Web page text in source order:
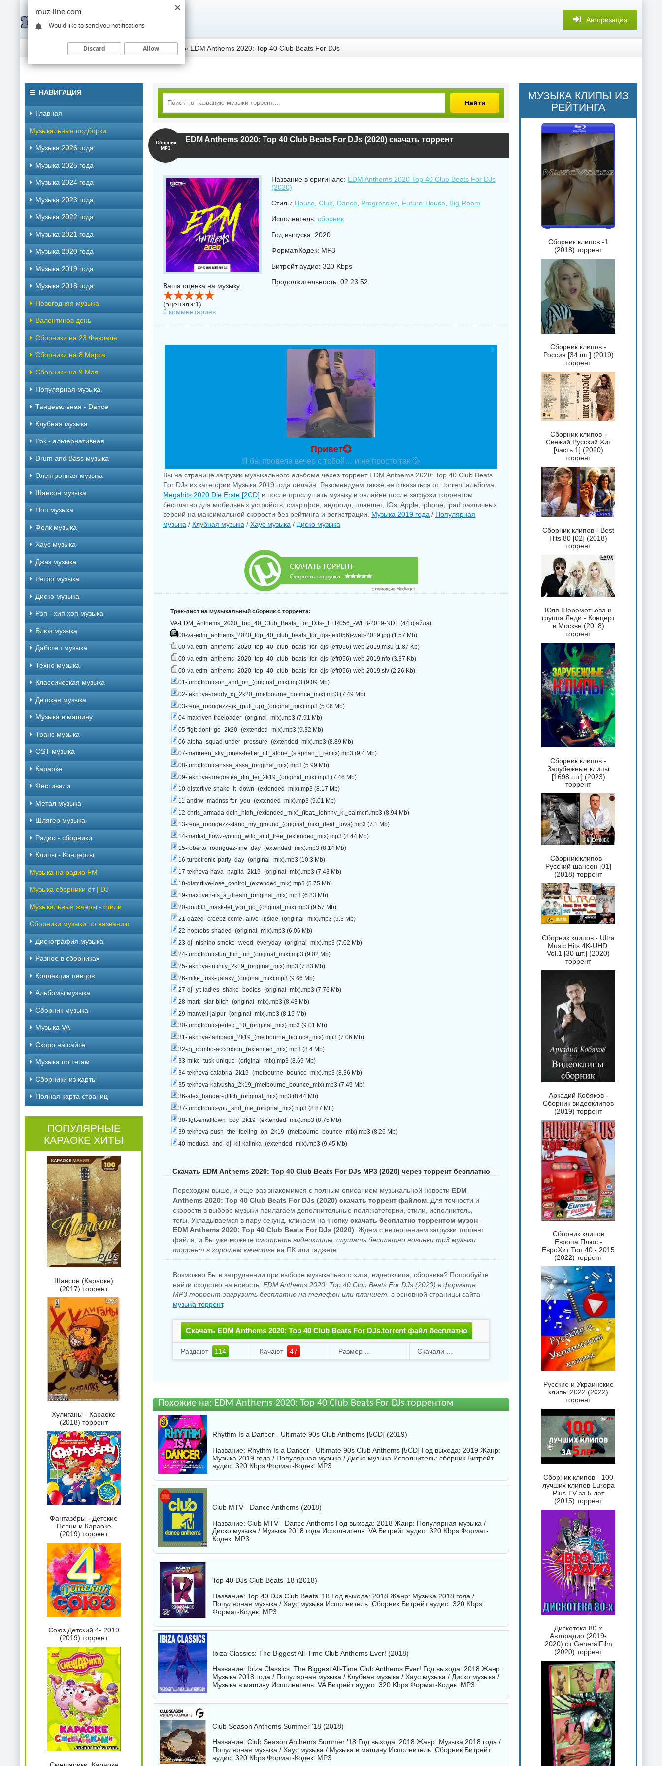
Авторизация
Скачать музыку торрентом Музыка 2019 года » EDM Anthems 2020: Top 40 Club Beats For DJs
Найти
EDM Anthems 2020: Top 40 Club Beats For DJs (2020) скачать торрент
Сборник
MP3
Ваша оценка на музыку:
(оценили:1)
0 комментариев
Название в оригинале: EDM Anthems 2020 Top 40 Club Beats For DJs
(2020)
Стиль: House Club Dance Progressive Future-House
Big-Room
Исполнитель: сборник
Год выпуска: 2020
Формат/Кодек: MP3
Битрейт аудио: 320 Kbps
Продолжительность: 02:23:52
Привет💞
Я бы провела вечер с тобой… и не просто так 💦
Вы на странице загрузки музыкального альбома через торрент EDM Anthems 2020: Top 40 Club Beats
For DJs из категории Музыка 2019 года онлайн. Рекомендуем также не отказаться от .torrent альбома
Megahits 2020 Die Erste [2CD] и после прослушать музыку в онлайне после загрузки торрентом
бесплатно для мобильных устройств, смартфон, андроид, планшет, IOs, Apple, iphone, ipad различных
версий на максимальной скорости без рейтинга и регистрации. Музыка 2019 года / Популярная
музыка / Клубная музыка / Хаус музыка / Диско музыка
Трек-лист на музыкальный сборник с торрента:
VA-EDM_Anthems_2020_Top_40_Club_Beats_For_DJs-_EFR056_-WEB-2019-NDE (44 файла)
00-va-edm_anthems_2020_top_40_club_beats_for_djs-(efr056)-web-2019.jpg (1.57 Mb)
00-va-edm_anthems_2020_top_40_club_beats_for_djs-(efr056)-web-2019.m3u (1.87 Kb)
00-va-edm_anthems_2020_top_40_club_beats_for_djs-(efr056)-web-2019.nfo (3.37 Kb)
00-va-edm_anthems_2020_top_40_club_beats_for_djs-(efr056)-web-2019.sfv (2.26 Kb)
01-turbotronic-on_and_on_(original_mix).mp3 (9.09 Mb)
02-teknova-daddy_dj_2k20_(melbourne_bounce_mix).mp3 (7.49 Mb)
03-rene_rodrigezz-ok_(pull_up)_(original_mix).mp3 (5.06 Mb)
04-maxriven-freeloader_(original_mix).mp3 (7.91 Mb)
05-flgtt-dont_go_2k20_(extended_mix).mp3 (9.32 Mb)
06-alpha_squad-under_pressure_(extended_mix).mp3 (8.89 Mb)
07-maureen_sky_jones-better_off_alone_(stephan_f_remix).mp3 (9.4 Mb)
08-turbotronic-inssa_assa_(original_mix).mp3 (5.99 Mb)
09-teknova-dragostea_din_tei_2k19_(original_mix).mp3 (7.46 Mb)
10-distortive-shake_it_down_(extended_mix).mp3 (8.17 Mb)
11-andrw_madnss-for_you_(extended_mix).mp3 (9.01 Mb)
12-chris_armada-goin_high_(extended_mix)_(feat._johnny_k._palmer).mp3 (8.94 Mb)
13-rene_rodrigezz-stand_my_ground_(original_mix)_(feat._lova).mp3 (7.1 Mb)
14-martial_flowz-young_wild_and_free_(extended_mix).mp3 (8.44 Mb)
15-roberto_rodriguez-fine_day_(extended_mix).mp3 (8.14 Mb)
16-turbotronic-party_day_(original_mix).mp3 (10.3 Mb)
17-teknova-hava_nagila_2k19_(original_mix).mp3 (7.43 Mb)
18-distortive-lose_control_(extended_mix).mp3 (8.75 Mb)
19-maxriven-its_a_dream_(original_mix).mp3 (6.83 Mb)
20-doubl3_mask-let_you_go_(original_mix).mp3 (9.57 Mb)
21-dazed_creepz-come_alive_inside_(original_mix).mp3 (9.3 Mb)
22-noprobs-shaded_(original_mix).mp3 (6.06 Mb)
23-dj_nishino-smoke_weed_everyday_(original_mix).mp3 (7.02 Mb)
24-turbotronic-fun_fun_fun_(original_mix).mp3 (9.02 Mb)
25-teknova-infinity_2k19_(original_mix).mp3 (7.83 Mb)
26-mike_tusk-galaxy_(original_mix).mp3 (9.66 Mb)
27-dj_y.t-ladies_shake_bodies_(original_mix).mp3 (7.76 Mb)
28-mark_star-bitch_(original_mix).mp3 (8.43 Mb)
29-marwell-jaipur_(original_mix).mp3 (8.15 Mb)
30-turbotronic-perfect_10_(original_mix).mp3 (9.01 Mb)
31-teknova-lambada_2k19_(melbourne_bounce_mix).mp3 (7.06 Mb)
32-dj_combo-accordion_(extended_mix).mp3 (8.4 Mb)
33-mike_tusk-unique_(original_mix).mp3 (8.69 Mb)
34-teknova-calabria_2k19_(melbourne_bounce_mix).mp3 (8.36 Mb)
35-teknova-katyusha_2k19_(melbourne_bounce_mix).mp3 (7.49 Mb)
36-alex_hander-glitch_(original_mix).mp3 (8.44 Mb)
37-turbotronic-you_and_me_(original_mix).mp3 (8.87 Mb)
38-flgtt-smalltown_boy_2k19_(extended_mix).mp3 (8.75 Mb)
39-teknova-push_the_feeling_on_2k19_(melbourne_bounce_mix).mp3 (8.26 Mb)
40-medusa_and_dj_kii-kalinka_(extended_mix).mp3 (9.45 Mb)
Скачать EDM Anthems 2020: Top 40 Club Beats For DJs MP3 (2020) через торрент бесплатно
Переходим выше, и еще раз знакомимся с полным описанием музыкальной новости EDM
Anthems 2020: Top 40 Club Beats For DJs (2020) скачать торрент файлом . Для точности и
скорости в выборе музыки прилагаем дополнительные поля:категории, стили, исполнитель,
тегы. Укладываемся в пару секунд, кликаем на кнопку скачать бесплатно торрентом музон
EDM Anthems 2020: Top 40 Club Beats For DJs (2020) . Ждем с нетерпением загрузки торрент
файла, и Вы уже можете смотреть видеоклипы, слушать бесплатно новинки mp3 музыки
торрент в хорошем качестве на ПК или гаджете.
Возможно Вы в затруднении при выборе музыкального хита, видеоклипа, сборника? Попробуйте
найти сходство на новость: EDM Anthems 2020: Top 40 Club Beats For DJs (2020) в формате:
MP3 торрент загрузить бесплатно на телефон или планшет. с основной страницы сайта-
музыка торрент.
Скачать EDM Anthems 2020: Top 40 Club Beats For DJs.torrent файл бесплатно
Раздают 114 Качают 47
Похожие на: EDM Anthems 2020: Top 40 Club Beats For DJs торрентом
Rhythm Is a Dancer - Ultimate 90s Club Anthems [5CD] (2019)
Название: Rhythm Is a Dancer - Ultimate 90s Club Anthems [5CD] Год выхода: 2019 Жанр:
Музыка 2019 года / Популярная музыка / Диско музыка Исполнитель: сборник Битрейт
аудио: 320 Kbps Формат-Кодек: MP3
Club MTV - Dance Anthems (2018)
Название: Club MTV - Dance Anthems Год выхода: 2018 Жанр: Популярная музыка /
Диско музыка / Музыка 2018 года Исполнитель: VAБитрейт аудио: 320 Kbps Формат-
Кодек: MP3
Top 40 DJs Club Beats '18 (2018)
Название: Top 40 DJs Club Beats '18 Год выхода: 2018 Жанр: Музыка 2018 года /
Популярная музыка / Хаус музыка Исполнитель: Сборник Битрейт аудио: 320 Kbps
Формат-Кодек: MP3
Ibiza Classics: The Biggest All-Time Club Anthems Ever! (2018)
Название: Ibiza Classics: The Biggest All-Time Club Anthems Ever! Год выхода: 2018 Жанр:
Музыка 2018 года / Популярная музыка / Клубная музыка / Хаус музыка / Диско музыка /
Музыка в машину Исполнитель: VAБитрейт аудио: 320 Kbps Формат-Кодек: MP3
Club Season Anthems Summer '18 (2018)
Название: Club Season Anthems Summer '18 Год выхода: 2018 Жанр: Музыка 2018 года /
Популярная музыка / Хаус музыка / Музыка в машину Исполнитель: Сборник Битрейт
аудио: 320 Kbps Формат-Кодек: MP3
НАВИГАЦИЯ
Главная
Музыкальные подборки
Музыка 2026 года
Музыка 2025 года
Музыка 2024 года
Музыка 2023 года
Музыка 2022 года
Музыка 2021 года
Музыка 2020 года
Музыка 2019 года
Музыка 2018 года
Новогодняя музыка
Валентинов день
Сборники на 23 Февраля
Сборники на 8 Марта
Сборники на 9 Мая
Популярная музыка
Танцевальная - Dance
Клубная музыка
Рок - альтернативная
Drum and Bass музыка
Электронная музыка
Шансон музыка
Поп музыка
Фолк музыка
Хаус музыка
Джаз музыка
Ретро музыка
Диско музыка
Рэп - хип хоп музыка
Блюз музыка
Дабстеп музыка
Техно музыка
Классическая музыка
Детская музыка
Музыка в машину
Транс музыка
OST музыка
Караоке
Фестивали
Метал музыка
Шлягер музыка
Радио - сборники
Клипы - Концерты
Музыка на радио FM
Музыка сборники от | DJ
Музыкальные жанры - стили
Сборники музыки по названию
Дискография музыка
Разное в сборниках
Коллекция певцов
Альбомы музыка
Сборник музыка
Музыка VA
Скоро на сайте
Музыка по тегам
Cборники из карты
Полная карта страниц
ПОПУЛЯРНЫЕ
КАРАОКЕ ХИТЫ
Шансон (Караоке)
(2017) торрент
Хулиганы - Караоке
(2018) торрент
Фантазёры - Детские
Песни и Караоке
(2019) торрент
Союз Детский 4- 2019
(2019) торрент
МУЗЫКА КЛИПЫ ИЗ
РЕЙТИНГА
Сборник клипов -1
(2018) торрент
Сборник клипов -
Россия [34 шт.] (2019)
торрент
Сборник клипов -
Свежий Русский Хит
[часть 1] (2020)
торрент
Сборник клипов - Best
Hits 80 [02] (2018)
торрент
Юля Шереметьева и
группа Леди - Концерт
в Москве (2018)
торрент
Сборник клипов -
Зарубежные клипы
[1698 шт.] (2023)
торрент
Сборник клипов -
Русский шансон [01]
(2018) торрент
Сборник клипов - Ultra
Music Hits 4K-UHD.
Vol.1 [30 шт.] (2020)
торрент
Аркадий Кобяков -
Сборник видеоклипов
(2019) торрент
Сборник клипов
Европа Плюс -
ЕвроХит Топ 40 - 2015
(2022) торрент
Русские и Украинские
клипы 2022 (2022)
торрент
Сборник клипов - 100
лучших клипов Europa
Plus TV за 5 лет
(2015) торрент
Дискотека 80-х
Авторадио (2019-
2020) от GeneralFilm
(2020) торрент
muz-line.com
Would like to send you notifications
Discard Allow